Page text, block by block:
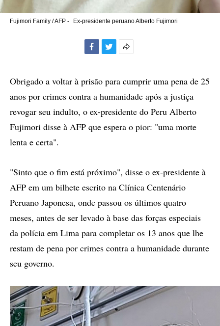
Fujimori Family / AFP - Ex-presidente peruano Alberto Fujimori
compartilhamento
Obrigado a voltar à prisão para cumprir uma pena de 25
anos por crimes contra a humanidade após a justiça
revogar seu indulto, o ex-presidente do Peru Alberto
Fujimori disse à AFP que espera o pior: "uma morte
lenta e certa".
"Sinto que o fim está próximo", disse o ex-presidente à
AFP em um bilhete escrito na Clínica Centenário
Peruano Japonesa, onde passou os últimos quatro
meses, antes de ser levado à base das forças especiais
da polícia em Lima para completar os 13 anos que lhe
restam de pena por crimes contra a humanidade durante
seu governo.